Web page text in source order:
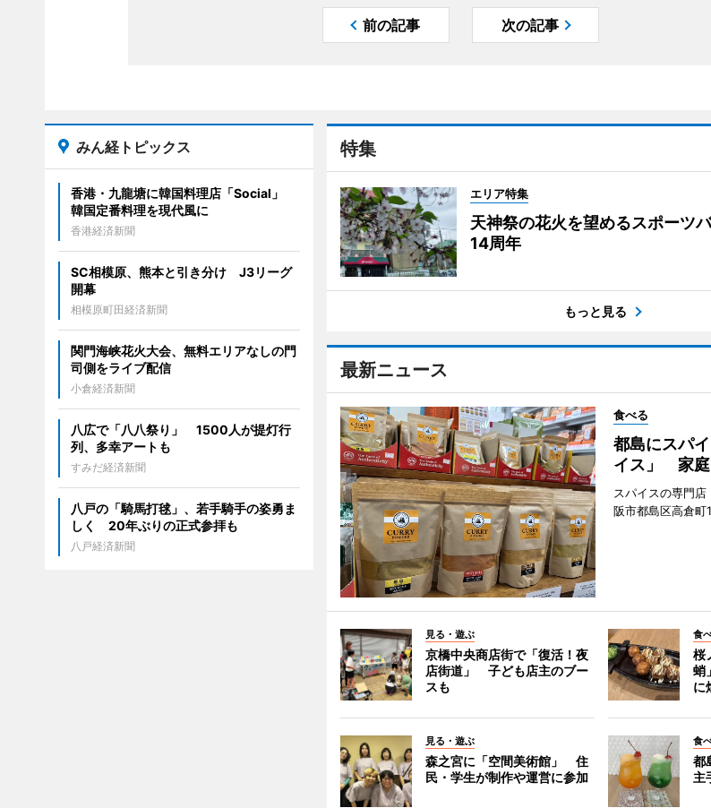
前の記事 次の記事
特集
エリア特集
天神祭の花火を望めるスポーツ
14周年
もっと見る
最新ニュース
食べる
都島にスパ
イス」 家庭
スパイスの専門
阪市都島区高倉町
見る・遊ぶ
京橋中央商店街で「復活！夜
店街道」 子ども店主のブー
スも
食
桜
蛸
に
見る・遊ぶ
森之宮に「空間美術館」 住
民・学生が制作や運営に参加
食
都
主
みん経トピックス
香港・九龍塘に韓国料理店「Social」
韓国定番料理を現代風に
香港経済新聞
SC相模原、熊本と引き分け J3リーグ
開幕
相模原町田経済新聞
関門海峡花火大会、無料エリアなしの門
司側をライブ配信
小倉経済新聞
八広で「八八祭り」 1500人が提灯行
列、多幸アートも
すみだ経済新聞
八戸の「騎馬打毬」、若手騎手の姿勇ま
しく 20年ぶりの正式参拝も
八戸経済新聞